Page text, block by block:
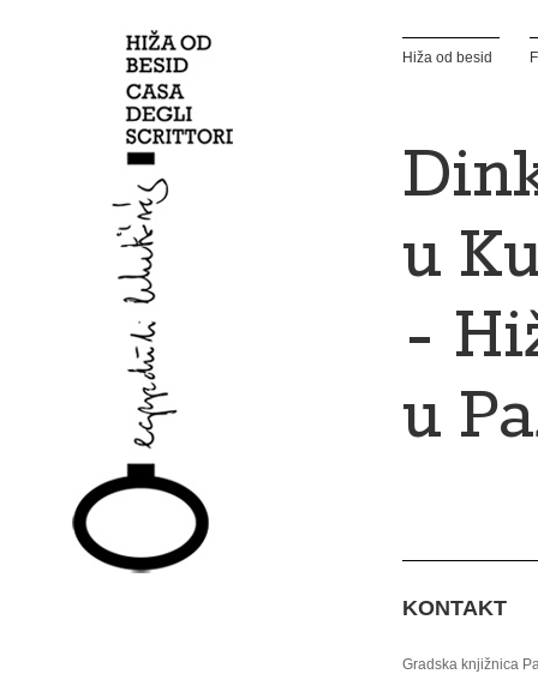
Hiža od besid
u
–
u
KONTAKT
Gradska knjižnica